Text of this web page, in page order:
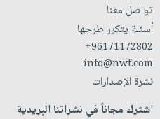
تواصل معنا
أسئلة يتكرر طرحها
+96171172802
info@nwf.com
نشرة الإصدارات
اشترك مجاناً في نشراتنا البريدية